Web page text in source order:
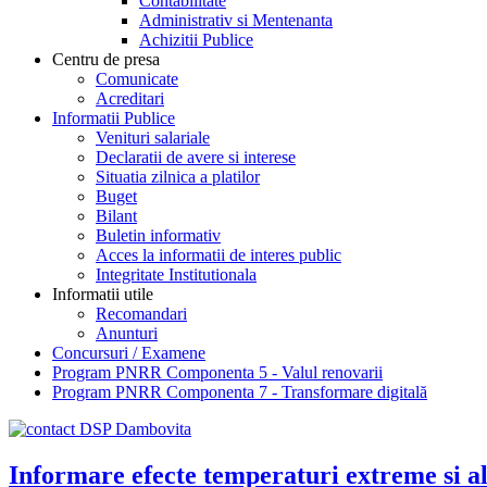
Administrativ si Mentenanta
Achizitii Publice
Centru de presa
Comunicate
Acreditari
Informatii Publice
Venituri salariale
Declaratii de avere si interese
Situatia zilnica a platilor
Buget
Bilant
Buletin informativ
Acces la informatii de interes public
Integritate Institutionala
Informatii utile
Recomandari
Anunturi
Concursuri / Examene
Program PNRR Componenta 5 - Valul renovarii
Program PNRR Componenta 7 - Transformare digitală
Informare efecte temperaturi extreme si